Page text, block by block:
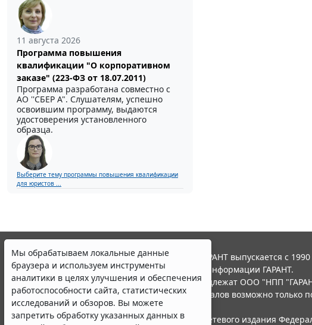
11 августа 2026
Программа повышения
квалификации "О корпоративном
заказе" (223-ФЗ от 18.07.2011)
Программа разработана совместно с
АО ''СБЕР А". Слушателям, успешно
освоившим программу, выдаются
удостоверения установленного
образца.
Выберите тему программы повышения квалификации
для юристов ...
Мы обрабатываем локальные данные
браузера и используем инструменты
аналитики в целях улучшения и обеспечения
работоспособности сайта, статистических
исследований и обзоров. Вы можете
запретить обработку указанных данных в
© ООО "НПП "ГАРАНТ-СЕРВИС", 2026. Система ГАРАНТ выпускается с
участниками Российской ассоциации правовой информации ГАРАНТ.
Все права на материалы сайта ГАРАНТ.РУ принадлежат ООО "НПП
Полное или частичное воспроизведение материалов возможно
Правила использования портала.
Портал ГАРАНТ.РУ зарегистрирован в качестве сетевого издания